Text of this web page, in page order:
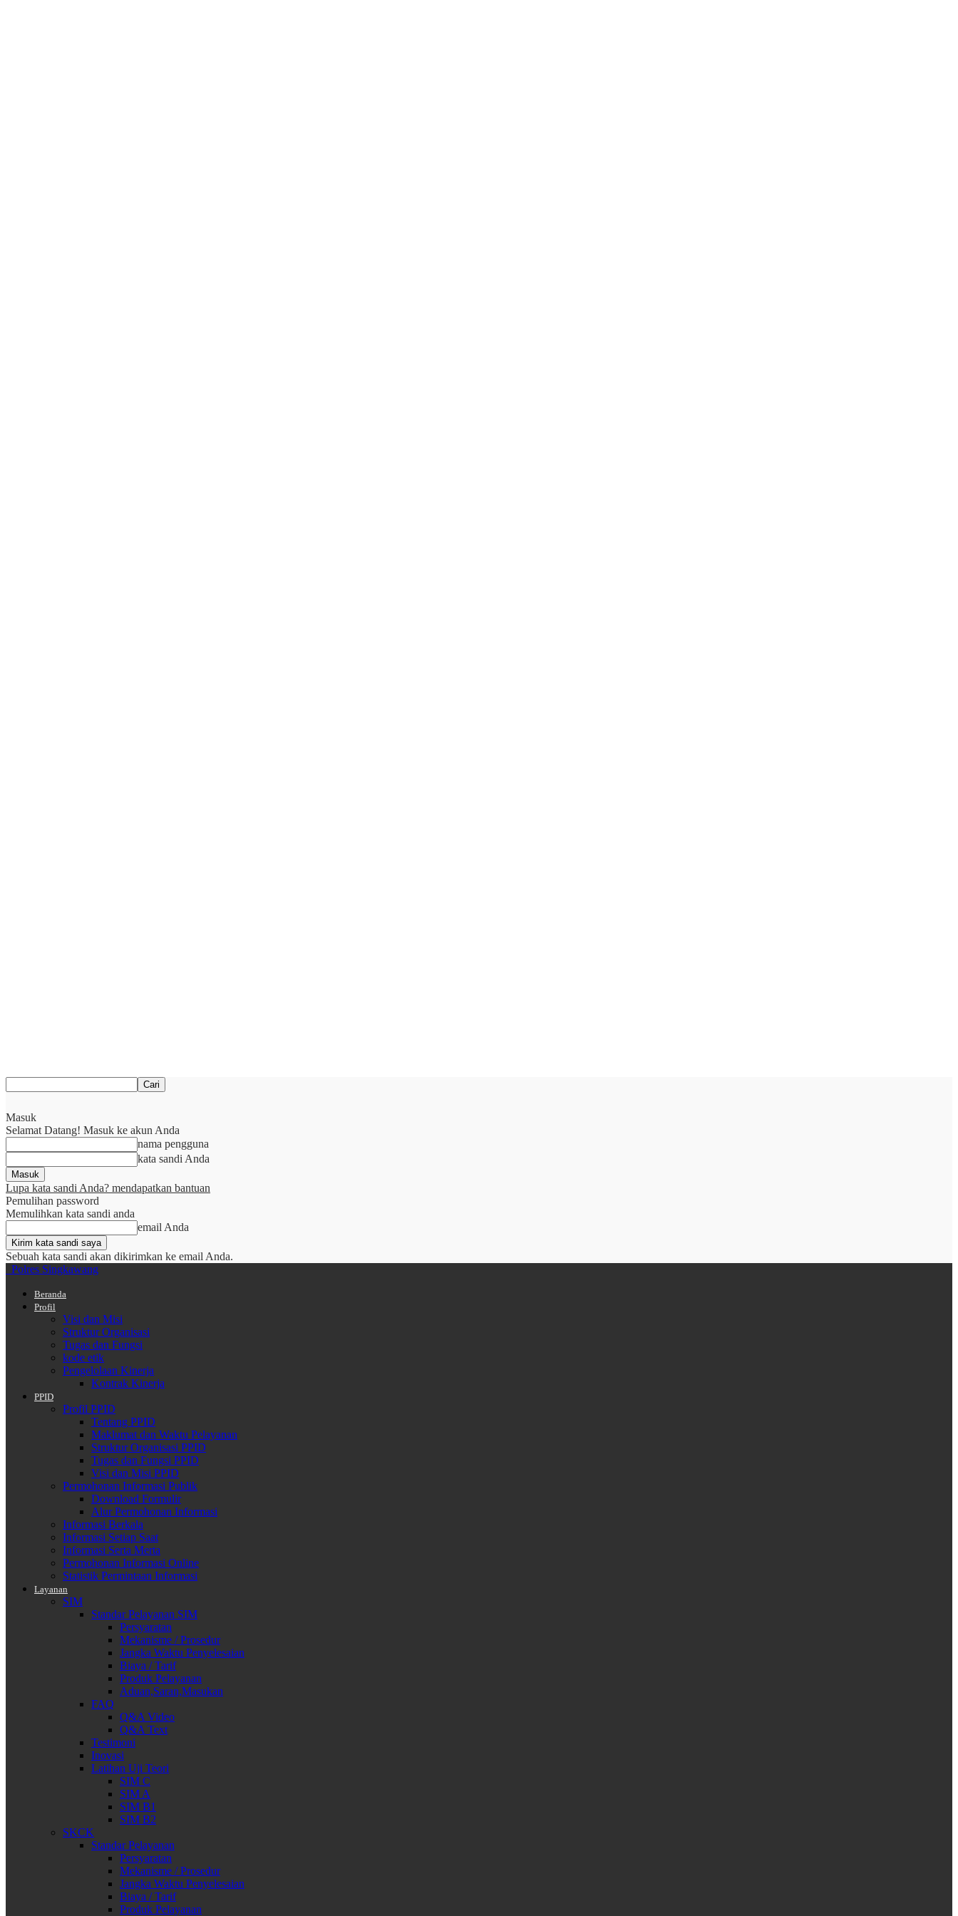
Masuk
Selamat Datang! Masuk ke akun Anda
nama pengguna
kata sandi Anda
Lupa kata sandi Anda? mendapatkan bantuan
Pemulihan password
Memulihkan kata sandi anda
email Anda
Sebuah kata sandi akan dikirimkan ke email Anda.
Polres Singkawang
Beranda
Profil
Visi dan Misi
Struktur Organisasi
Tugas dan Fungsi
kode etik
Pengelolaan Kinerja
Kontrak Kinerja
PPID
Profil PPID
Tentang PPID
Maklumat dan Waktu Pelayanan
Struktur Organisasi PPID
Tugas dan Fungsi PPID
Visi dan Misi PPID
Permohonan Informasi Publik
Download Formulir
Alur Permohonan Informasi
Informasi Berkala
Informasi Setiap Saat
Informasi Serta Merta
Permohonan Informasi Online
Statistik Permintaan Informasi
Layanan
SIM
Standar Pelayanan SIM
Persyaratan
Mekanisme / Prosedur
Jangka Waktu Penyelesaian
Biaya / Tarif
Produk Pelayanan
Aduan,Saran,Masukan
FAQ
Q&A Video
Q&A Text
Testimoni
Inovasi
Latihan Uji Teori
SIM C
SIM A
SIM B1
SIM B2
SKCK
Standar Pelayanan
Persyaratan
Mekanisme / Prosedur
Jangka Waktu Penyelesaian
Biaya / Tarif
Produk Pelayanan